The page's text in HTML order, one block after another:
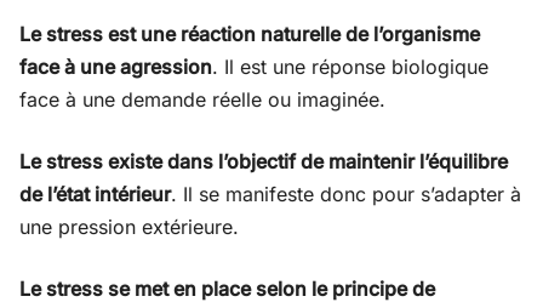
Le stress est une réaction naturelle de l’organisme
face à une agression. Il est une réponse biologique
face à une demande réelle ou imaginée.
Le stress existe dans l’objectif de maintenir l’équilibre
de l’état intérieur. Il se manifeste donc pour s’adapter à
une pression extérieure.
Le stress se met en place selon le principe de